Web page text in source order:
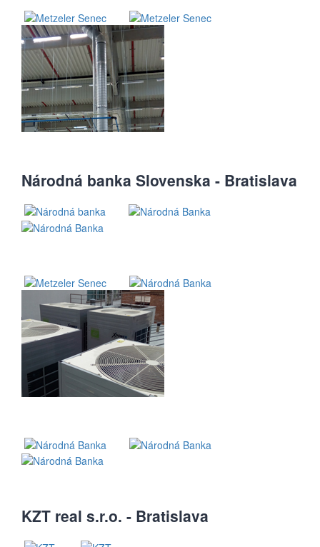
Národná banka Slovenska - Bratislava
KZT real s.r.o. - Bratislava